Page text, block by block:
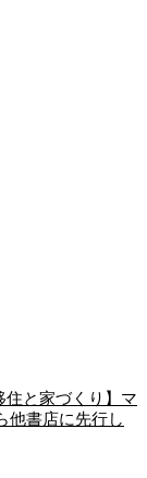
と家づくり】マ
他書店に先行し